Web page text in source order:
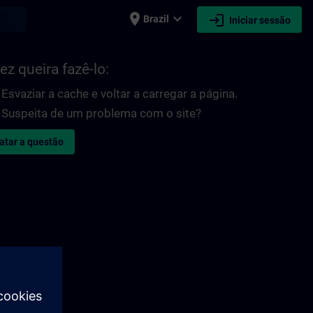
place Brazil expand_more login Iniciar sessão
queira fazê-lo:
Esvaziar a cache e voltar a carregar a página.
Suspeita de um problema com o site?
a questão